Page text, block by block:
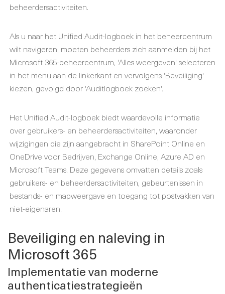
beheerdersactiviteiten.
Als u naar het Unified Audit-logboek in het beheercentrum
wilt navigeren, moeten beheerders zich aanmelden bij het
Microsoft 365-beheercentrum, 'Alles weergeven' selecteren
in het menu aan de linkerkant en vervolgens 'Beveiliging'
kiezen, gevolgd door 'Auditlogboek zoeken'.
Het Unified Audit-logboek biedt waardevolle informatie
over gebruikers- en beheerdersactiviteiten, waaronder
wijzigingen die zijn aangebracht in SharePoint Online en
OneDrive voor Bedrijven, Exchange Online, Azure AD en
Microsoft Teams. Deze gegevens omvatten details zoals
gebruikers- en beheerdersactiviteiten, gebeurtenissen in
bestands- en mapweergave en toegang tot postvakken van
niet-eigenaren.
Beveiliging en naleving in
Microsoft 365
Implementatie van moderne
authenticatiestrategieën